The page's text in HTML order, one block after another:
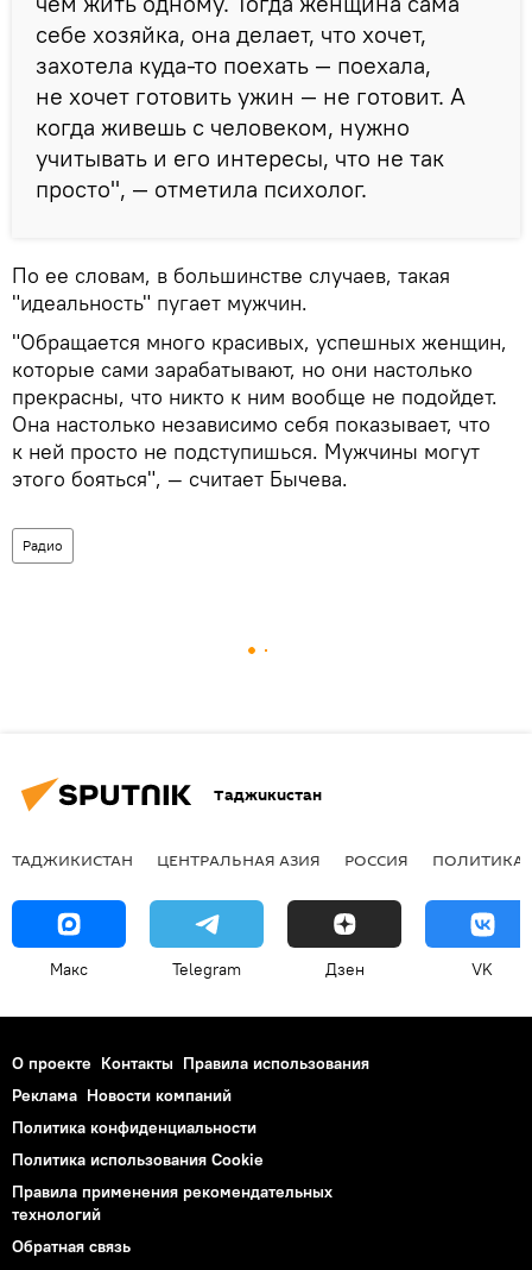
себе хозяйка, она делает, что хочет,
захотела куда-то поехать — поехала,
не хочет готовить ужин — не готовит. А
когда живешь с человеком, нужно
учитывать и его интересы, что не так
просто", — отметила психолог.
По ее словам, в большинстве случаев, такая
"идеальность" пугает мужчин.
"Обращается много красивых, успешных женщин,
которые сами зарабатывают, но они настолько
прекрасны, что никто к ним вообще не подойдет.
Она настолько независимо себя показывает, что
к ней просто не подступишься. Мужчины могут
этого бояться", — считает Бычева.
Радио
Таджикистан
ТАДЖИКИСТАН ЦЕНТРАЛЬНАЯ АЗИЯ РОССИЯ ПОЛИТИКА
Макс Telegram Дзен VK
О проекте Контакты Правила использования
Реклама Новости компаний
Политика конфиденциальности
Политика использования Cookie
Правила применения рекомендательных
технологий
Обратная связь